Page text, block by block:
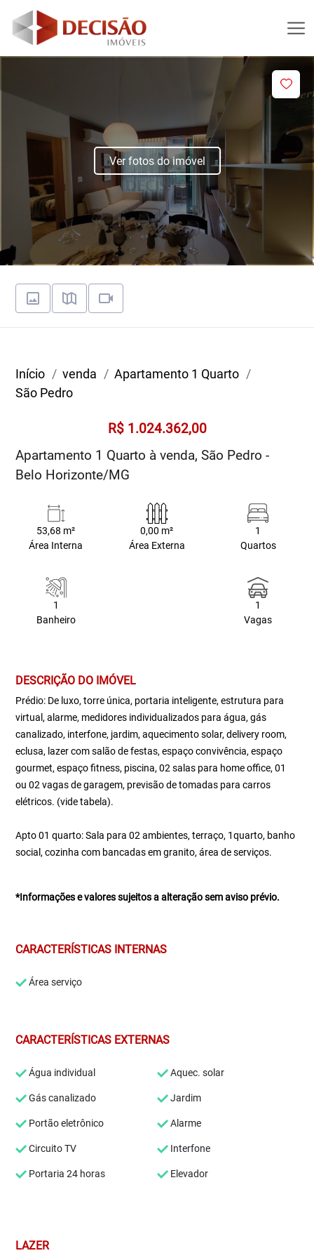
Ver fotos do imóvel
Início venda
Apartamento 1 Quarto
São Pedro
R$ 1.024.362,00
Apartamento 1 Quarto à venda, São Pedro -
Belo Horizonte/MG
53,68 m²
Área Interna
0,00 m²
Área Externa
1
Quartos
1
Banheiro
1
Vagas
DESCRIÇÃO DO IMÓVEL
Prédio: De luxo, torre única, portaria inteligente, estrutura para
virtual, alarme, medidores individualizados para água, gás
canalizado, interfone, jardim, aquecimento solar, delivery room,
eclusa, lazer com salão de festas, espaço convivência, espaço
gourmet, espaço fitness, piscina, 02 salas para home office, 01
ou 02 vagas de garagem, previsão de tomadas para carros
elétricos. (vide tabela).
Apto 01 quarto: Sala para 02 ambientes, terraço, 1quarto, banho
social, cozinha com bancadas em granito, área de serviços.
*Informações e valores sujeitos a alteração sem aviso prévio.
CARACTERÍSTICAS INTERNAS
Área serviço
CARACTERÍSTICAS EXTERNAS
Água individual Aquec. solar
Gás canalizado Jardim
Portão eletrônico Alarme
Circuito TV Interfone
Portaria 24 horas Elevador
LAZER